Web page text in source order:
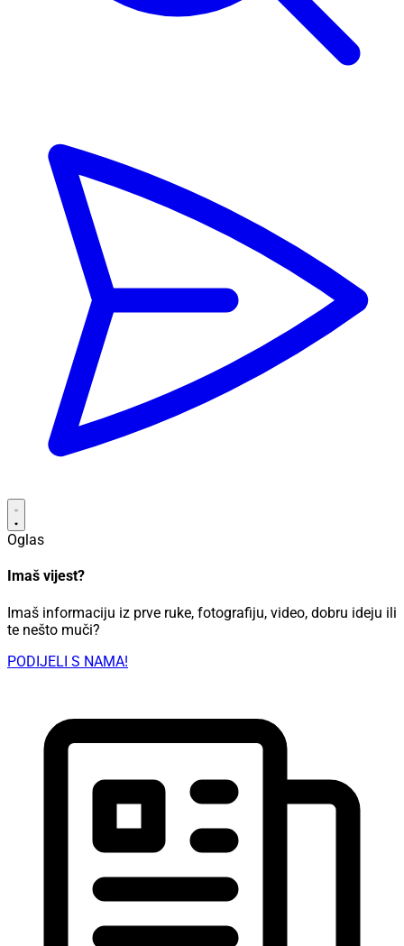
Oglas
Imaš vijest?
Imaš informaciju iz prve ruke, fotografiju, video, dobru ideju ili
te nešto muči?
PODIJELI S NAMA!